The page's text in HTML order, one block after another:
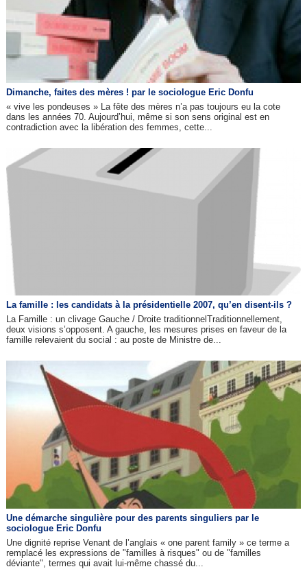
Dimanche, faites des mères ! par le sociologue Eric Donfu
« vive les pondeuses » La fête des mères n’a pas toujours eu la cote
dans les années 70. Aujourd’hui, même si son sens original est en
contradiction avec la libération des femmes, cette...
La famille : les candidats à la présidentielle 2007, qu’en disent-ils ?
La Famille : un clivage Gauche / Droite traditionnelTraditionnellement,
deux visions s’opposent. A gauche, les mesures prises en faveur de la
famille relevaient du social : au poste de Ministre de...
Une démarche singulière pour des parents singuliers par le
sociologue Eric Donfu
Une dignité reprise Venant de l’anglais « one parent family » ce terme a
remplacé les expressions de "familles à risques" ou de "familles
déviante", termes qui avait lui-même chassé du...